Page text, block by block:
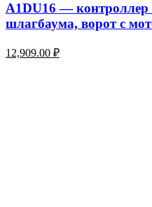
A1DU16 —
шлагбаума, ворот с
12,909.00 ₽